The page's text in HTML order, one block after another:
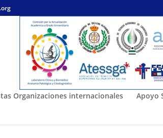
Organizaciones internacionales Apoyo